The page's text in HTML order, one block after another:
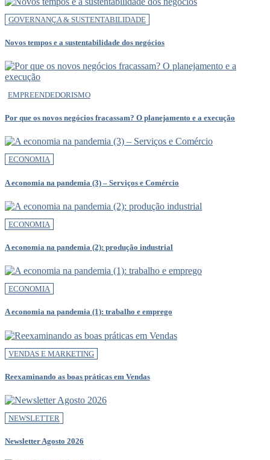
GOVERNANÇA & SUSTENTABILIDADE
Novos tempos e a sustentabilidade dos negócios
EMPREENDEDORISMO
Por que os novos negócios fracassam? O planejamento e a execução
ECONOMIA
A economia na pandemia (3) – Serviços e Comércio
ECONOMIA
A economia na pandemia (2): produção industrial
ECONOMIA
A economia na pandemia (1): trabalho e emprego
VENDAS E MARKETING
Reexaminando as boas práticas em Vendas
NEWSLETTER
Newsletter Agosto 2026